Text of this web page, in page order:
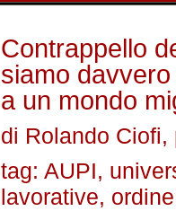
Contrappello
siamo
a un mondo
di Rolando Ciofi,
tag: AUPI,
lavorative,